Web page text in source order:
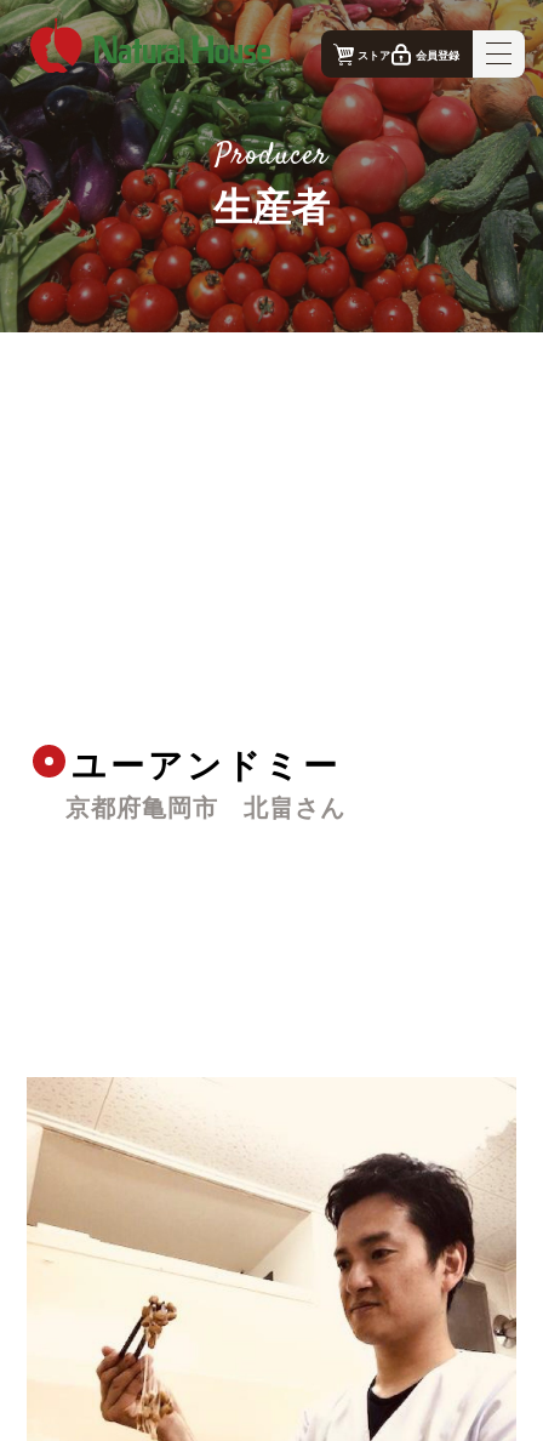
ストア 会員登録
ナチュラルハウス - 公式コーポレートサイト｜TOP
ナチュラルハウスの想い
事業概要
生産者
店舗案内
Producer
生産者
ユーアンドミー
京都府亀岡市　北畠さん